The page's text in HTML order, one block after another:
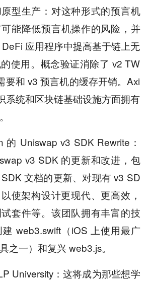
型生产 ：对这种形式的预言机
能降低预言机操作的风险，并
应用程序中提高基于链上无
使用。概念验证消除了 v2 TW
要和 v3 预言机的缓存开销。Axi
系统和区块链基础设施方面拥有
Uniswap v3 SDK Rewrite：
v3 SDK 的更新和改进，包
文档的更新、对现有 v3 SD
使架构设计更现代、更高效，
套件等。该团队拥有丰富的技
web3.swift（iOS 上使用最广
之一）和复兴 web3.js。
University：这将成为那些想学